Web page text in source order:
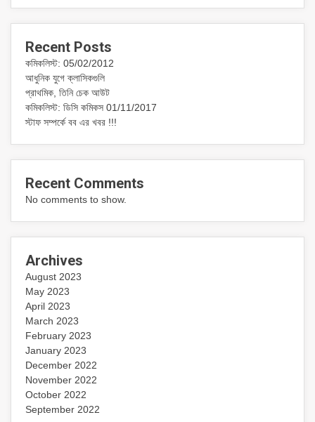
Recent Posts
কমিকলিস্ট: 05/02/2012
আধুনিক যুগে ক্লাসিকগুলি
প্রাথমিক, তিনি চেক আউট
কমিকলিস্ট: ডিসি কমিকস 01/11/2017
স্টাফ সম্পর্কে বব এর খবর !!!
Recent Comments
No comments to show.
Archives
August 2023
May 2023
April 2023
March 2023
February 2023
January 2023
December 2022
November 2022
October 2022
September 2022